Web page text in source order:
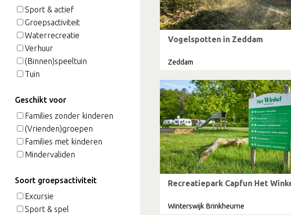
Sport & actief
Groepsactiviteit
Waterrecreatie
Verhuur
(Binnen)speeltuin
Tuin
Geschikt voor
Families zonder kinderen
(Vrienden)groepen
Families met kinderen
Mindervaliden
Soort groepsactiviteit
Excursie
Sport & spel
Vogelspotten in Zeddam
Zeddam
Recreatiepark Capfun Het
Winterswijk Brinkheurne